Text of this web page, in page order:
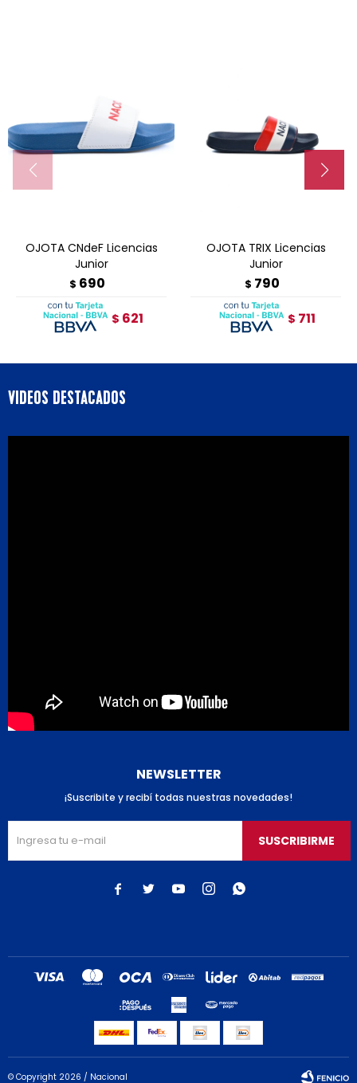
OJOTA CNdeF Licencias
Junior
$ 690
$ 621
OJOTA TRIX Licencias
Junior
$ 790
$ 711
VIDEOS DESTACADOS
NEWSLETTER
¡Suscribite y recibí todas nuestras novedades!
SUSCRIBIRME
    
© Copyright 2026 / Nacional